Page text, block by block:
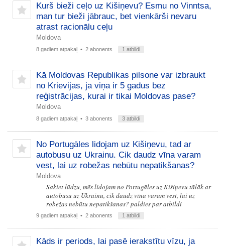
Kurš bieži ceļo uz Kišiņevu? Esmu no Vinntsa,
man tur bieži jābrauc, bet vienkārši nevaru
atrast racionālu ceļu
Moldova
8 gadiem atpakaļ • 2 abonents 1 atbildi
Kā Moldovas Republikas pilsone var izbraukt
no Krievijas, ja viņa ir 5 gadus bez
reģistrācijas, kurai ir tikai Moldovas pase?
Moldova
8 gadiem atpakaļ • 3 abonents 3 atbildi
No Portugāles lidojam uz Kišiņevu, tad ar
autobusu uz Ukrainu. Cik daudz vīna varam
vest, lai uz robežas nebūtu nepatikšanas?
Moldova
Sakiet lūdzu, mēs lidojam no Portugāles uz Kišiņevu tālāk ar
autobusu uz Ukrainu, cik daudz vīna varam vest, lai uz
robežas nebūtu nepatikšanas? paldies par atbildi
9 gadiem atpakaļ • 2 abonents 1 atbildi
Kāds ir periods, lai pasē ierakstītu vīzu, ja